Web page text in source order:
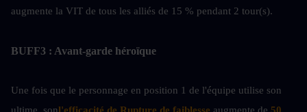
augmente la VIT de tous les alliés de 15 % pendant 2 tour(s).
BUFF3 : Avant-garde héroïque
Une fois que le personnage en position 1 de l'équipe utilise son